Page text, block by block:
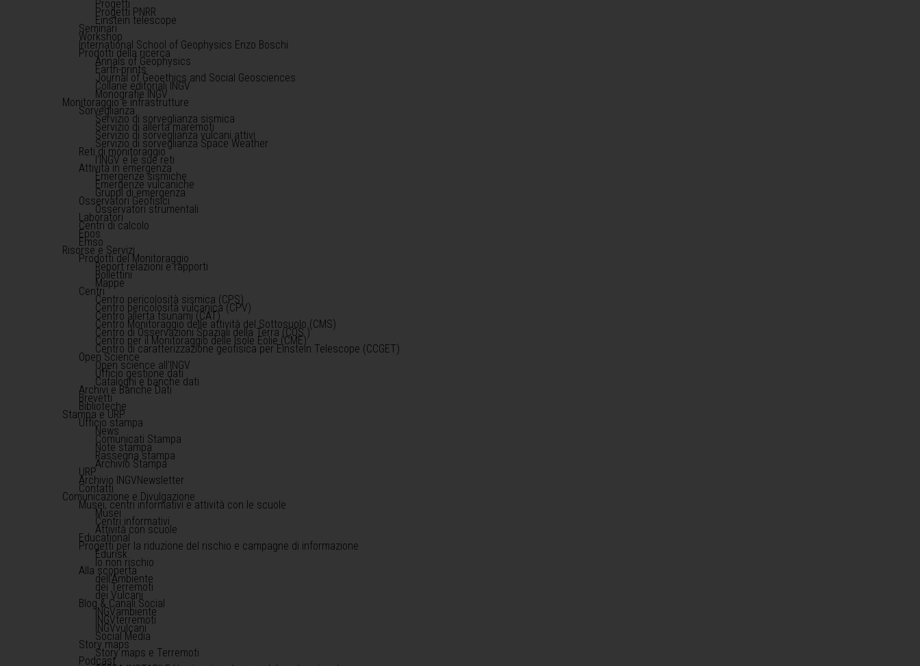
Progetti
Progetti PNRR
Einstein telescope
Seminari
Workshop
International School of Geophysics Enzo Boschi
Prodotti della ricerca
Annals of Geophysics
Earth-prints
Journal of Geoethics and Social Geosciences
Collane editoriali INGV
Monografie INGV
Monitoraggio e infrastrutture
Sorveglianza
Servizio di sorveglianza sismica
Servizio di allerta maremoti
Servizio di sorveglianza vulcani attivi
Servizio di sorveglianza Space Weather
Reti di monitoraggio
l'INGV e le sue reti
Attività in emergenza
Emergenze sismiche
Emergenze vulcaniche
Gruppi di emergenza
Osservatori Geofisici
Osservatori strumentali
Laboratori
Centri di calcolo
Epos
Emso
Risorse e Servizi
Prodotti del Monitoraggio
Report relazioni e rapporti
Bollettini
Mappe
Centri
Centro pericolosità sismica (CPS)
Centro pericolosità vulcanica (CPV)
Centro allerta tsunami (CAT)
Centro Monitoraggio delle attività del Sottosuolo (CMS)
Centro di Osservazioni Spaziali della Terra (COS )
Centro per il Monitoraggio delle Isole Eolie (CME)
Centro di caratterizzazione geofisica per Einstein Telescope (CCGET)
Open Science
Open science all'INGV
Ufficio gestione dati
Cataloghi e banche dati
Archivi e Banche Dati
Brevetti
Biblioteche
Stampa e URP
Ufficio stampa
News
Comunicati Stampa
Note stampa
Rassegna stampa
Archivio Stampa
URP
Archivio INGVNewsletter
Contatti
Comunicazione e Divulgazione
Musei, centri informativi e attività con le scuole
Musei
Centri informativi
Attività con scuole
Educational
Progetti per la riduzione del rischio e campagne di informazione
Edurisk
Io non rischio
Alla scoperta
dell'Ambiente
dei Terremoti
dei Vulcani
Blog & Canali Social
INGVambiente
INGVterremoti
INGVvulcani
Social Media
Story maps
Story maps e Terremoti
Podcast